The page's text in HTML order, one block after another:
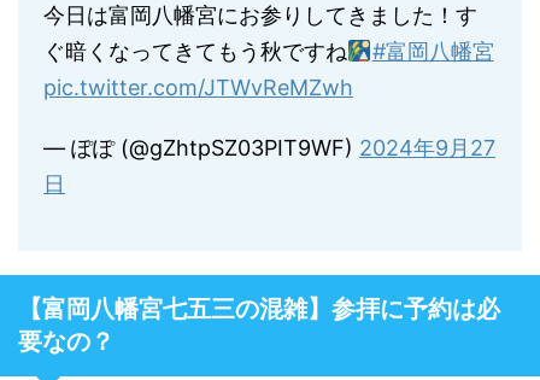
今日は富岡八幡宮にお参りしてきました！す
ぐ暗くなってきてもう秋ですね
#富岡八幡宮
pic.twitter.com/JTWvReMZwh
— ぽぽ (@gZhtpSZ03PIT9WF) 2024年9月27
日
【富岡八幡宮七五三の混雑】参拝に予約は必
要なの？